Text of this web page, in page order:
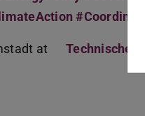
at Technische